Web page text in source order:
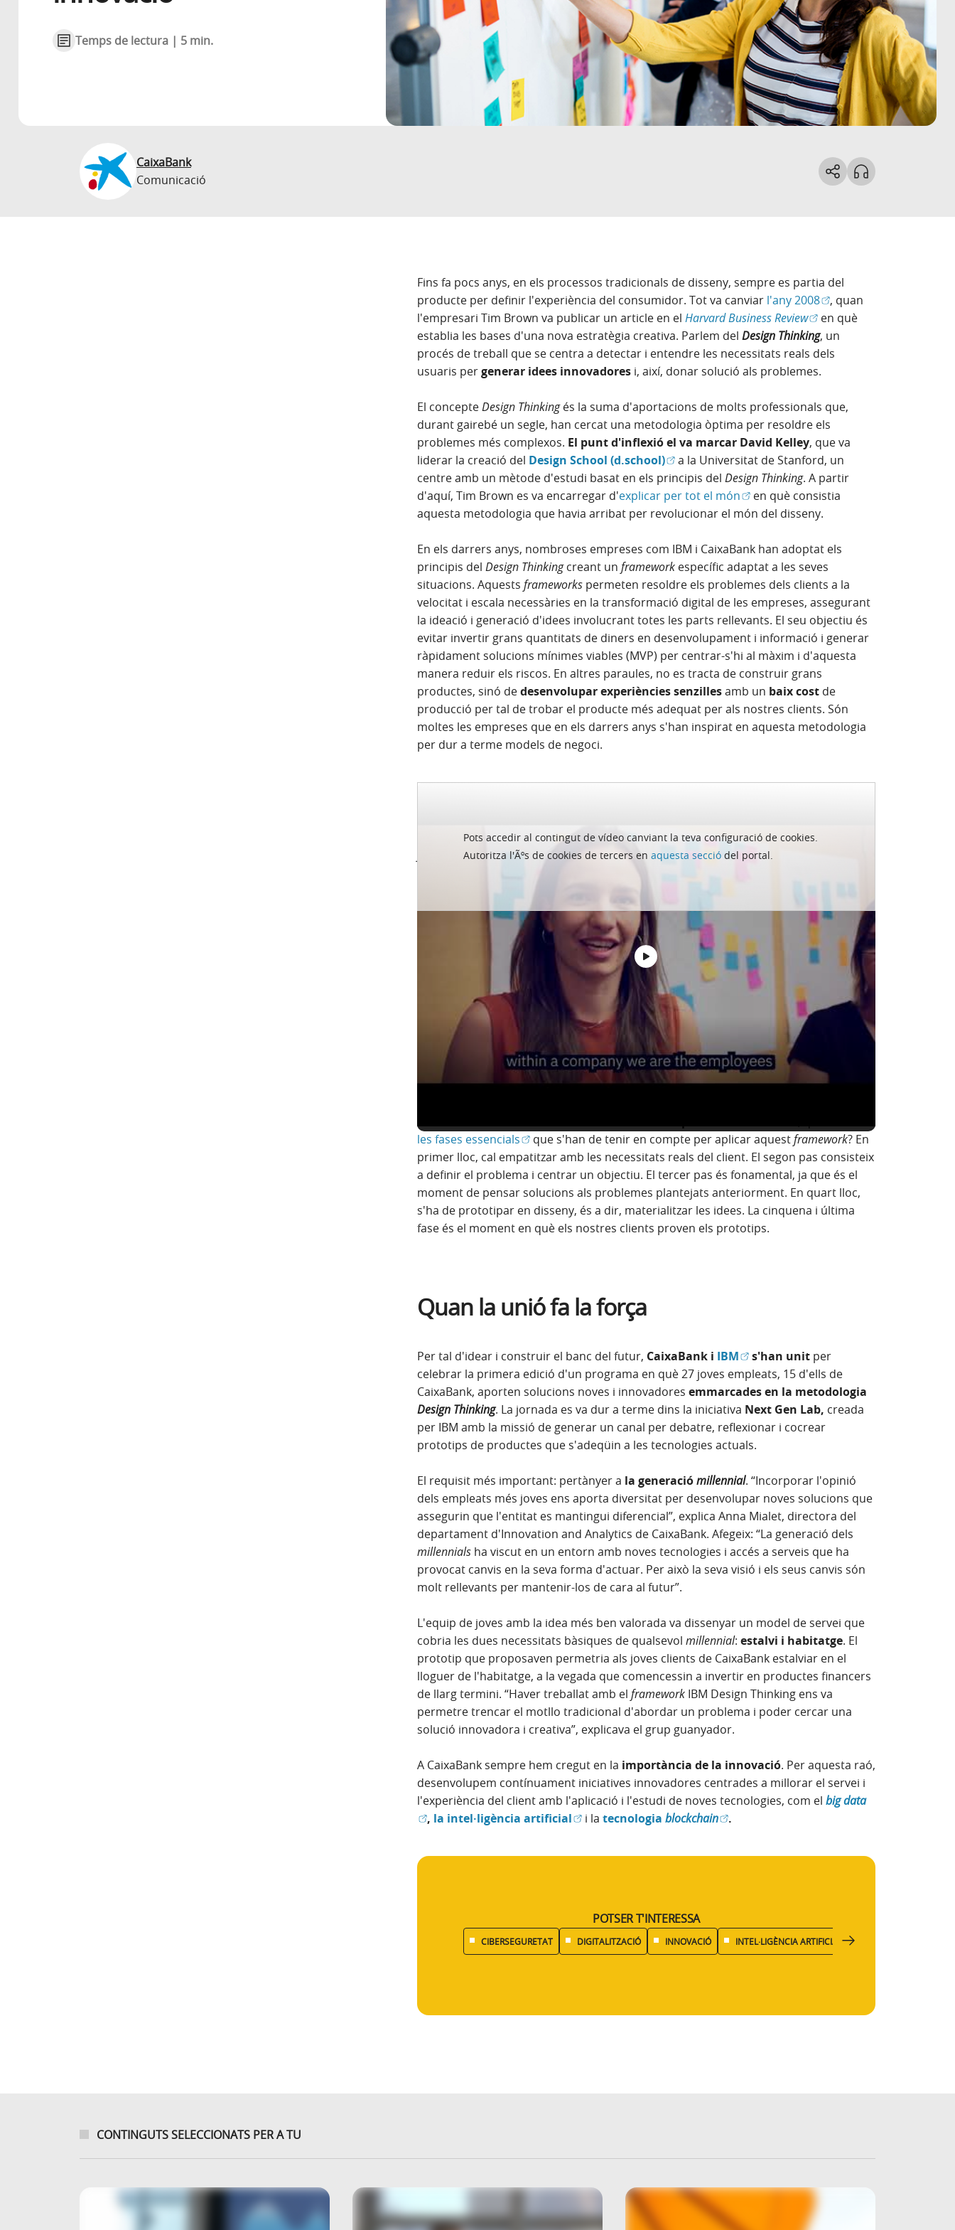
Temps de lectura | 5 min.
CaixaBank
Comunicació
Fins fa pocs anys, en els processos tradicionals de disseny, sempre es partia del
producte per definir l'experiència del consumidor. Tot va canviar l'any 2008(Obre en finestra nova)
, quan
l'empresari Tim Brown va publicar un article en el Harvard Business Review(Obre en finestra nova)
en què
establia les bases d'una nova estratègia creativa. Parlem del Design Thinking, un
procés de treball que se centra a detectar i entendre les necessitats reals dels
usuaris pergenerar idees innovadoresi, així, donar solució als problemes.
El concepteDesign Thinkingés la suma d'aportacions de molts professionals que,
durant gairebé un segle, han cercat una metodologia òptima per resoldre els
problemes més complexos. El punt d'inflexió el va marcar David Kelley, que va
liderar la creació del Design School (d.school)(Obre en finestra nova)
a la Universitat de Stanford, un
centre amb un mètode d'estudi basat en els principis del Design Thinking. A partir
d'aquí, Tim Brown es va encarregar d'explicar per tot el món(Obre en finestra nova)
en què consistia
aquesta metodologia que havia arribat per revolucionar el món del disseny.
En els darrers anys, nombroses empreses com IBM i CaixaBank han adoptat els
principis del Design Thinkingcreant un frameworkespecífic adaptat a les seves
situacions. Aquests frameworkspermeten resoldre els problemes dels clients a la
velocitat i escala necessàries en la transformació digital de les empreses, assegurant
la ideació i generació d'idees involucrant totes les parts rellevants. El seu objectiu és
evitar invertir grans quantitats de diners en desenvolupament i informació i generar
ràpidament solucions mínimes viables (MVP) per centrar-s'hi al màxim i d'aquesta
manera reduir els riscos. En altres paraules, no es tracta de construir grans
productes, sinó dedesenvolupar experiències senzillesamb un baix cost de
producció per tal de trobar el producte més adequat per als nostres clients. Són
moltes les empreses que en els darrers anys s'han inspirat en aquesta metodologia
per dur a terme models de negoci.
Pots accedir al contingut de ví­deo canviant la teva configuració de cookies.
Autoritza l'Ãºs de cookies de tercers enaquesta secció del portal.
IBM’s Design Thinking Practice”, febrer de 2018), gràcies a l'aplicació a escala del
frameworkIBM Design Thinking, els equips de projecte van duplicar la velocitat de
disseny i execució. Els guanys aconseguits per llançaments més ràpids es combinen
amb una reducció dels costos de disseny, desenvolupament i manteniment. Les
organitzacions van retallar el temps requerit per al disseny inicial i l'alineació un 75%.
Així mateix, els equips de projecte van aprofitar millor el disseny i la comprensió de
l'usuari per reduir el temps de desenvolupament i proves un 33%. La pràctica de
va ajudar els projectes a reduir els defectes de disseny a la meitat. Els
projectes van tenir més èxit en la satisfacció de les necessitats dels usuaris, reduint
així els defectes de disseny i la posterior revisió.
Addicionalment, un temps de comercialització més ràpid va permetre guanys més
elevats dels nous clients nets i el valor més gran present dels guanys esperats.
les fases essencials(Obre en finestra nova)
que s'han de tenir en compte per aplicar aquestframework? En
primer lloc, cal empatitzar amb les necessitats reals del client. El segon pas consisteix
a definir el problema i centrar un objectiu. El tercer pas és fonamental, ja que és el
moment de pensar solucions als problemes plantejats anteriorment. En quart lloc,
s'ha de prototipar en disseny, és a dir, materialitzar les idees. La cinquena i última
fase és el moment en què els nostres clients proven els prototips.
Quan la unió fa la força
Per tal d'idear i construir el banc del futur, CaixaBank i IBM(Obre en finestra nova)
s'han unitper
celebrar la primera edició d'un programa en què 27 joves empleats, 15 d'ells de
CaixaBank, aporten solucions noves i innovadores emmarcades en la metodologia
Design Thinking. La jornada es va dur a terme dins la iniciativa Next Gen Lab, creada
per IBM amb la missió de generar un canal per debatre, reflexionar i cocrear
prototips de productes que s'adeqüin a les tecnologies actuals.
El requisit més important: pertànyer a la generaciómillennial. “Incorporar l'opinió
dels empleats més joves ens aporta diversitat per desenvolupar noves solucions que
assegurin que l'entitat es mantingui diferencial”, explica Anna Mialet, directora del
departament d'Innovation and Analytics de CaixaBank. Afegeix: “La generació dels
millennialsha viscut en un entorn amb noves tecnologies i accés a serveis que ha
provocat canvis en la seva forma d'actuar. Per això la seva visió i els seus canvis són
molt rellevants per mantenir-los de cara al futur”.
L'equip de joves amb la idea més ben valorada va dissenyar un model de servei que
cobria les dues necessitats bàsiques de qualsevol millennial: estalvi i habitatge. El
prototip que proposaven permetria als joves clients de CaixaBank estalviar en el
lloguer de l'habitatge, a la vegada que comencessin a invertir en productes financers
de llarg termini. “Haver treballat amb el frameworkIBM Design Thinking ens va
permetre trencar el motllo tradicional d'abordar un problema i poder cercar una
solució innovadora i creativa”, explicava el grup guanyador.
A CaixaBank sempre hem cregut en la importància de la innovació. Per aquesta raó,
desenvolupem contínuament iniciatives innovadores centrades a millorar el servei i
l'experiència del client amb l'aplicació i l'estudi de noves tecnologies, com el big data(Obre en finestra
, la intel·ligència artificial(Obre en finestra nova)
i la tecnologia blockchain(Obre en finestra nova)
.
POTSER T'INTERESSA
CIBERSEGURETAT DIGITALITZACIÓ INNOVACIÓ INTEL·LIGÈNCIA ARTIFICIAL
CONTINGUTS SELECCIONATS PER A TU